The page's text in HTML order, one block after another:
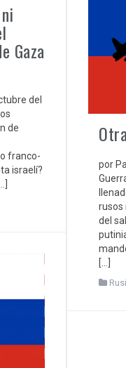
Gaza
del
de
franco-
israelí?
por
rusos
del
[…]